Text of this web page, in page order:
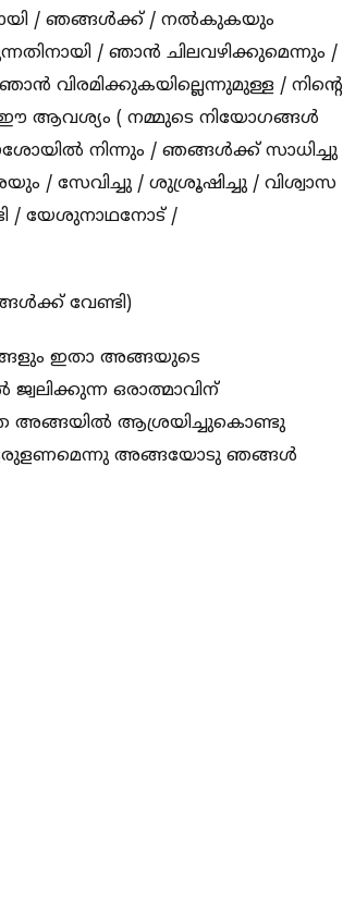
/ ഞങ്ങൾക്ക് / നൽകുകയും
/ ഞാൻ ചിലവഴിക്കുമെന്നും /
വിരമിക്കുകയില്ലെന്നുമുള്ള / നിന്റെ
ഈ ആവശ്യം ( നമ്മുടെ നിയോഗങ്ങൾ
ഈശോയിൽ നിന്നും / ഞങ്ങൾക്ക് സാധിച്ചു
/ സേവിച്ചു / ശുശ്രൂഷിച്ചു / വിശ്വാസ
/ യേശുനാഥനോട് /
വേണ്ടി)
ഇതാ അങ്ങയുടെ
ഒരാത്മാവിന്
അങ്ങയിൽ ആശ്രയിച്ചുകൊണ്ടു
അങ്ങയോടു ഞങ്ങൾ